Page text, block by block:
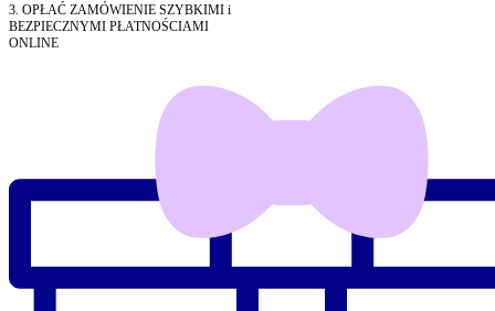
3. OPŁAĆ ZAMÓWIENIE SZYBKIMI i
BEZPIECZNYMI PŁATNOŚCIAMI
ONLINE